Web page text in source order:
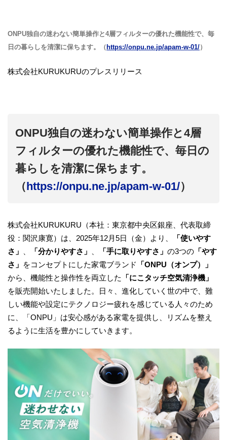
ONPU独自の迷わない簡単操作と4層フィルターの優れた機能性で、毎
日の暮らしを清潔に保ちます。（ https://onpu.ne.jp/apam-w-01/）
株式会社KURUKURUのプレスリリース
ONPU独自の迷わない簡単操作と4層
フィルターの優れた機能性で、毎日の
暮らしを清潔に保ちます。
（https://onpu.ne.jp/apam-w-01/）
株式会社KURUKURU（本社：東京都中央区銀座、代表取締
役：関沢康寛）は、2025年12月5日（金）より、
「使いやす
さ」
「分かりやすさ」 「手に取りやすさ」 の3つの 「やす
さ」 をコンセプトにした家電ブランド
「ONPU（オンプ）」
から、機能性と操作性を両立した
「にこタッチ空気清浄機」
を販売開始いたしました。日々、進化していく世の中で、難
しい機能や設定にテクノロジー疲れを感じている人々のため
に、「ONPU」は安心感がある家電を提供し、リズムを整え
るように生活を豊かにしていきます。